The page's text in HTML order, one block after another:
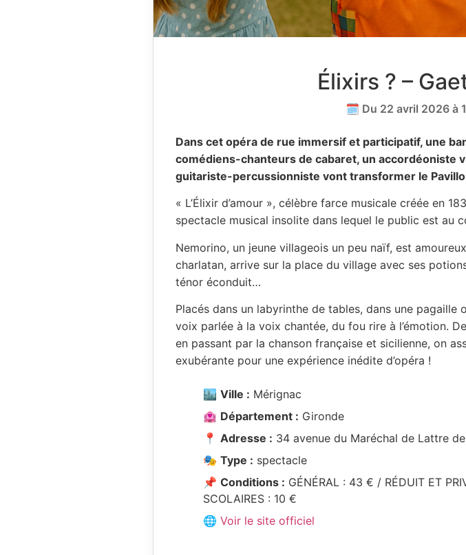
Élixirs ? –
🗓️ Du 22 avril 2026 à
Dans cet opéra de rue immersif et participatif, une
comédiens-chanteurs de cabaret, un accordéoniste
guitariste-percussionniste vont transformer le
« L’Élixir d’amour », célèbre farce musicale créée en
spectacle musical insolite dans lequel le public est au
Nemorino, un jeune villageois un peu naïf, est
charlatan, arrive sur la place du village avec ses
ténor éconduit…
Placés dans un labyrinthe de tables, dans une
voix parlée à la voix chantée, du fou rire à l’émotion.
en passant par la chanson française et sicilienne, on
exubérante pour une expérience inédite d’opéra !
🏙️ Ville : Mérignac
🏩 Département : Gironde
📍 Adresse : 34 avenue du Maréchal de Lattre
🎭 Type : spectacle
📌 Conditions : GÉNÉRAL : 43 € / RÉDUIT ET
SCOLAIRES : 10 €
🌐 Voir le site officiel